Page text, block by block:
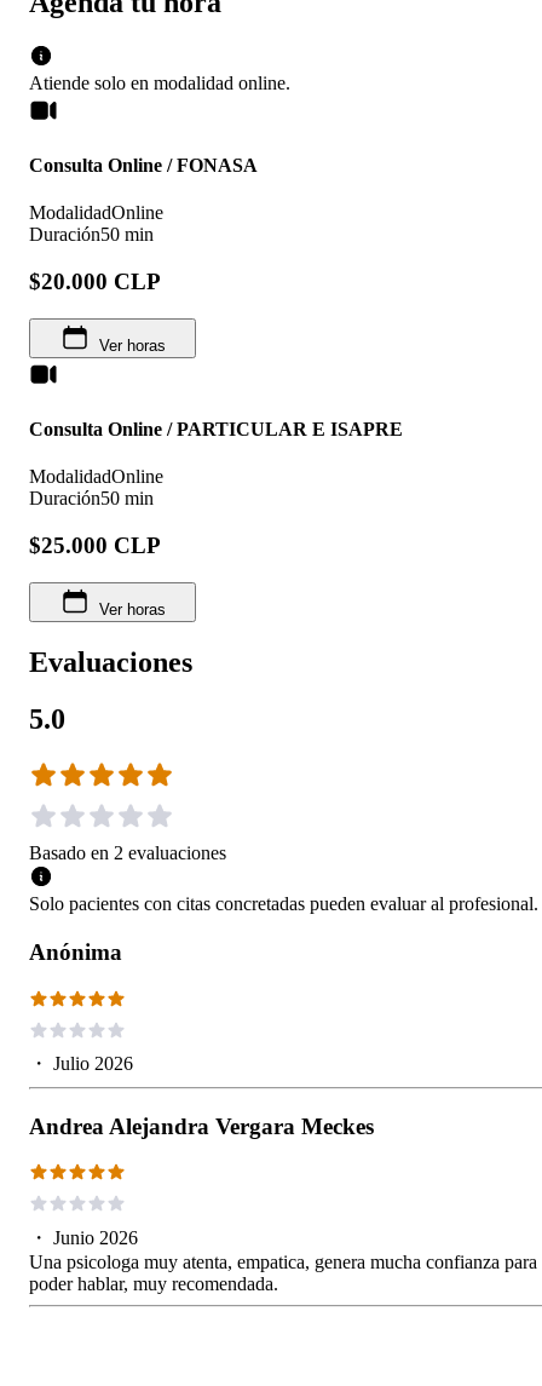
Atiende solo en modalidad online.
Consulta Online / FONASA
ModalidadOnline
Duración50 min
$20.000 CLP
Ver horas
Consulta Online / PARTICULAR E ISAPRE
ModalidadOnline
Duración50 min
$25.000 CLP
Ver horas
Evaluaciones
5.0
Basado en 2 evaluaciones
Solo pacientes con citas concretadas pueden evaluar al profesional.
Anónima
・ Julio 2026
Andrea Alejandra Vergara Meckes
・ Junio 2026
Una psicologa muy atenta, empatica, genera mucha confianza para
poder hablar, muy recomendada.